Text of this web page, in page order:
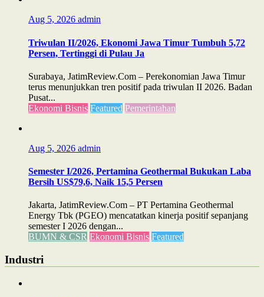
Aug 5, 2026 admin
Triwulan II/2026, Ekonomi Jawa Timur Tumbuh 5,72
Persen, Tertinggi di Pulau Ja
Surabaya, JatimReview.Com – Perekonomian Jawa Timur
terus menunjukkan tren positif pada triwulan II 2026. Badan
Pusat...
Ekonomi Bisnis Featured Pemerintahan
Aug 5, 2026 admin
Semester I/2026, Pertamina Geothermal Bukukan Laba
Bersih US$79,6, Naik 15,5 Persen
Jakarta, JatimReview.Com – PT Pertamina Geothermal
Energy Tbk (PGEO) mencatatkan kinerja positif sepanjang
semester I 2026 dengan...
BUMN & CSR Ekonomi Bisnis Featured
Industri